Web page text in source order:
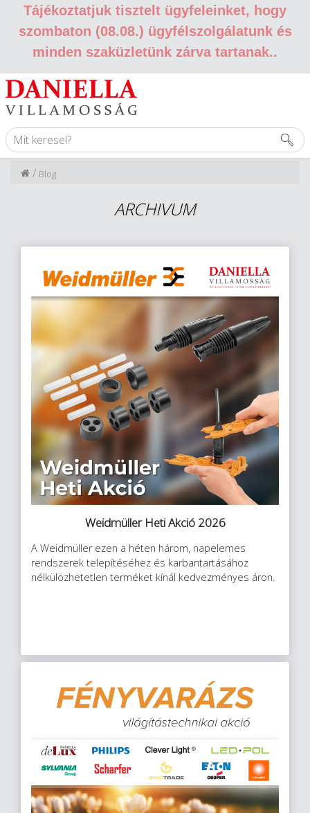
Tájékoztatjuk tisztelt ügyfeleinket, hogy
szombaton (08.08.) ügyfélszolgálatunk és
minden szaküzletünk zárva tartanak..
Blog
/
ARCHIVUM
Weidmüller Heti Akció 2026
A Weidmüller ezen a héten három, napelemes
rendszerek telepítéséhez és karbantartásához
nélkülözhetetlen terméket kínál kedvezményes áron.